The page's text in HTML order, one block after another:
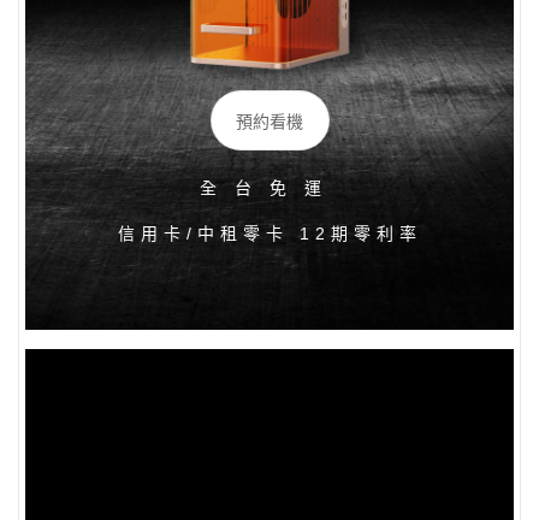
預約看機
全台免運
信用卡/中租零卡 12期零利率